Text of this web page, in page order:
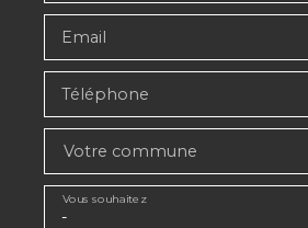
Email
Téléphone
Votre commune
-
Vous souhaitez